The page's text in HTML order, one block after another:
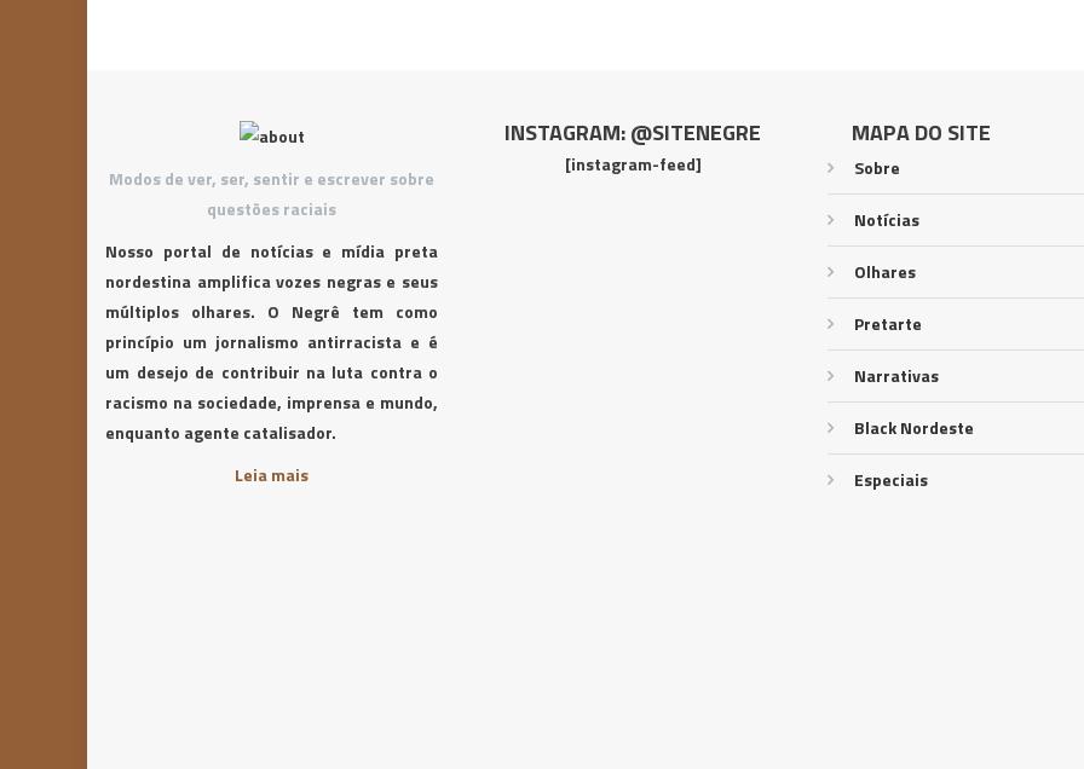
Modos de ver, ser, sentir e escrever sobre
questões raciais
Nosso portal de notícias e mídia preta
nordestina amplifica vozes negras e seus
múltiplos olhares. O Negrê tem como
princípio um jornalismo antirracista e é
um desejo de contribuir na luta contra o
racismo na sociedade, imprensa e mundo,
enquanto agente catalisador.
Leia mais
INSTAGRAM: @SITENEGRE
[instagram-feed]
MAPA DO SITE
Sobre
Notícias
Olhares
Pretarte
Narrativas
Black Nordeste
Especiais